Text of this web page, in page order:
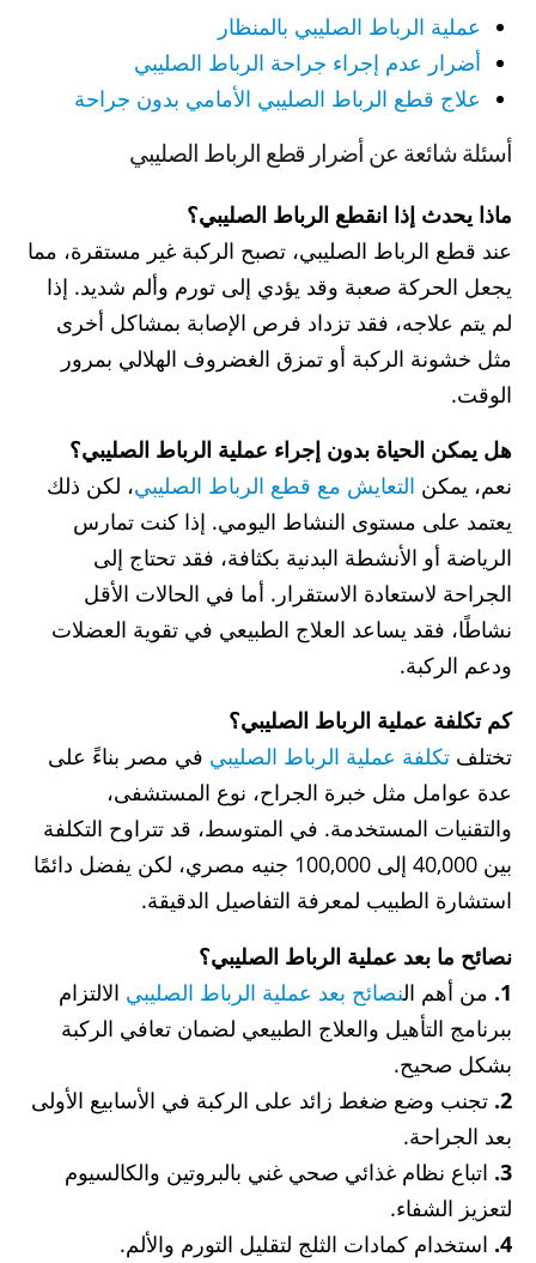
عملية الرباط الصليبي بالمنظار
أضرار عدم إجراء جراحة الرباط الصليبي
علاج قطع الرباط الصليبي الأمامي بدون جراحة
أسئلة شائعة عن أضرار قطع الرباط الصليبي
ماذا يحدث إذا انقطع الرباط الصليبي؟
عند قطع الرباط الصليبي، تصبح الركبة غير مستقرة، مما
يجعل الحركة صعبة وقد يؤدي إلى تورم وألم شديد. إذا
لم يتم علاجه، فقد تزداد فرص الإصابة بمشاكل أخرى
مثل خشونة الركبة أو تمزق الغضروف الهلالي بمرور
الوقت.
هل يمكن الحياة بدون إجراء عملية الرباط الصليبي؟
نعم، يمكن التعايش مع قطع الرباط الصليبي، لكن ذلك
يعتمد على مستوى النشاط اليومي. إذا كنت تمارس
الرياضة أو الأنشطة البدنية بكثافة، فقد تحتاج إلى
الجراحة لاستعادة الاستقرار. أما في الحالات الأقل
نشاطًا، فقد يساعد العلاج الطبيعي في تقوية العضلات
ودعم الركبة.
كم تكلفة عملية الرباط الصليبي؟
تختلف تكلفة عملية الرباط الصليبي في مصر بناءً على
عدة عوامل مثل خبرة الجراح، نوع المستشفى،
والتقنيات المستخدمة. في المتوسط، قد تتراوح التكلفة
بين 40,000 إلى 100,000 جنيه مصري، لكن يفضل دائمًا
استشارة الطبيب لمعرفة التفاصيل الدقيقة.
نصائح ما بعد عملية الرباط الصليبي؟
1. من أهم النصائح بعد عملية الرباط الصليبي الالتزام
ببرنامج التأهيل والعلاج الطبيعي لضمان تعافي الركبة
بشكل صحيح.
2. تجنب وضع ضغط زائد على الركبة في الأسابيع الأولى
بعد الجراحة.
3. اتباع نظام غذائي صحي غني بالبروتين والكالسيوم
لتعزيز الشفاء.
4. استخدام كمادات الثلج لتقليل التورم والألم.